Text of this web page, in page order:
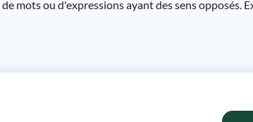
mots ou d'expressions ayant des sens opposés.